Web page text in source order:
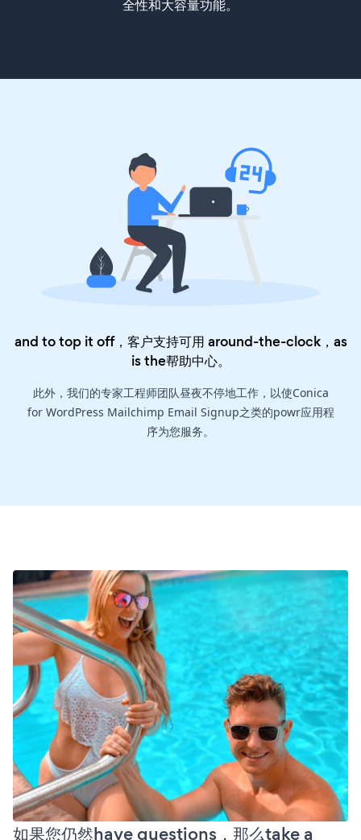
全性和大容量功能。
and to top it off，客户支持可用 around-the-clock，as
is the帮助中心。
此外，我们的专家工程师团队昼夜不停地工作，以使Conica
for WordPress Mailchimp Email Signup之类的powr应用程
序为您服务。
如果您仍然have questions，那么take a